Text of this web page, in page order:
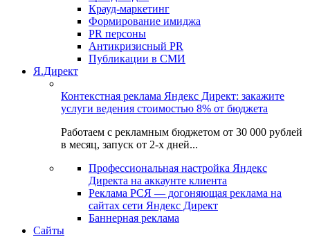
Крауд-маркетинг
Формирование имиджа
PR персоны
Антикризисный PR
Публикации в СМИ
Я.Директ
Контекстная реклама Яндекс Директ: закажите
услуги ведения стоимостью 8% от бюджета
Работаем с рекламным бюджетом от 30 000 рублей
в месяц, запуск от 2-х дней...
Профессиональная настройка Яндекс
Директа на аккаунте клиента
Реклама РСЯ — догоняющая реклама на
сайтах сети Яндекс Директ
Баннерная реклама
Сайты